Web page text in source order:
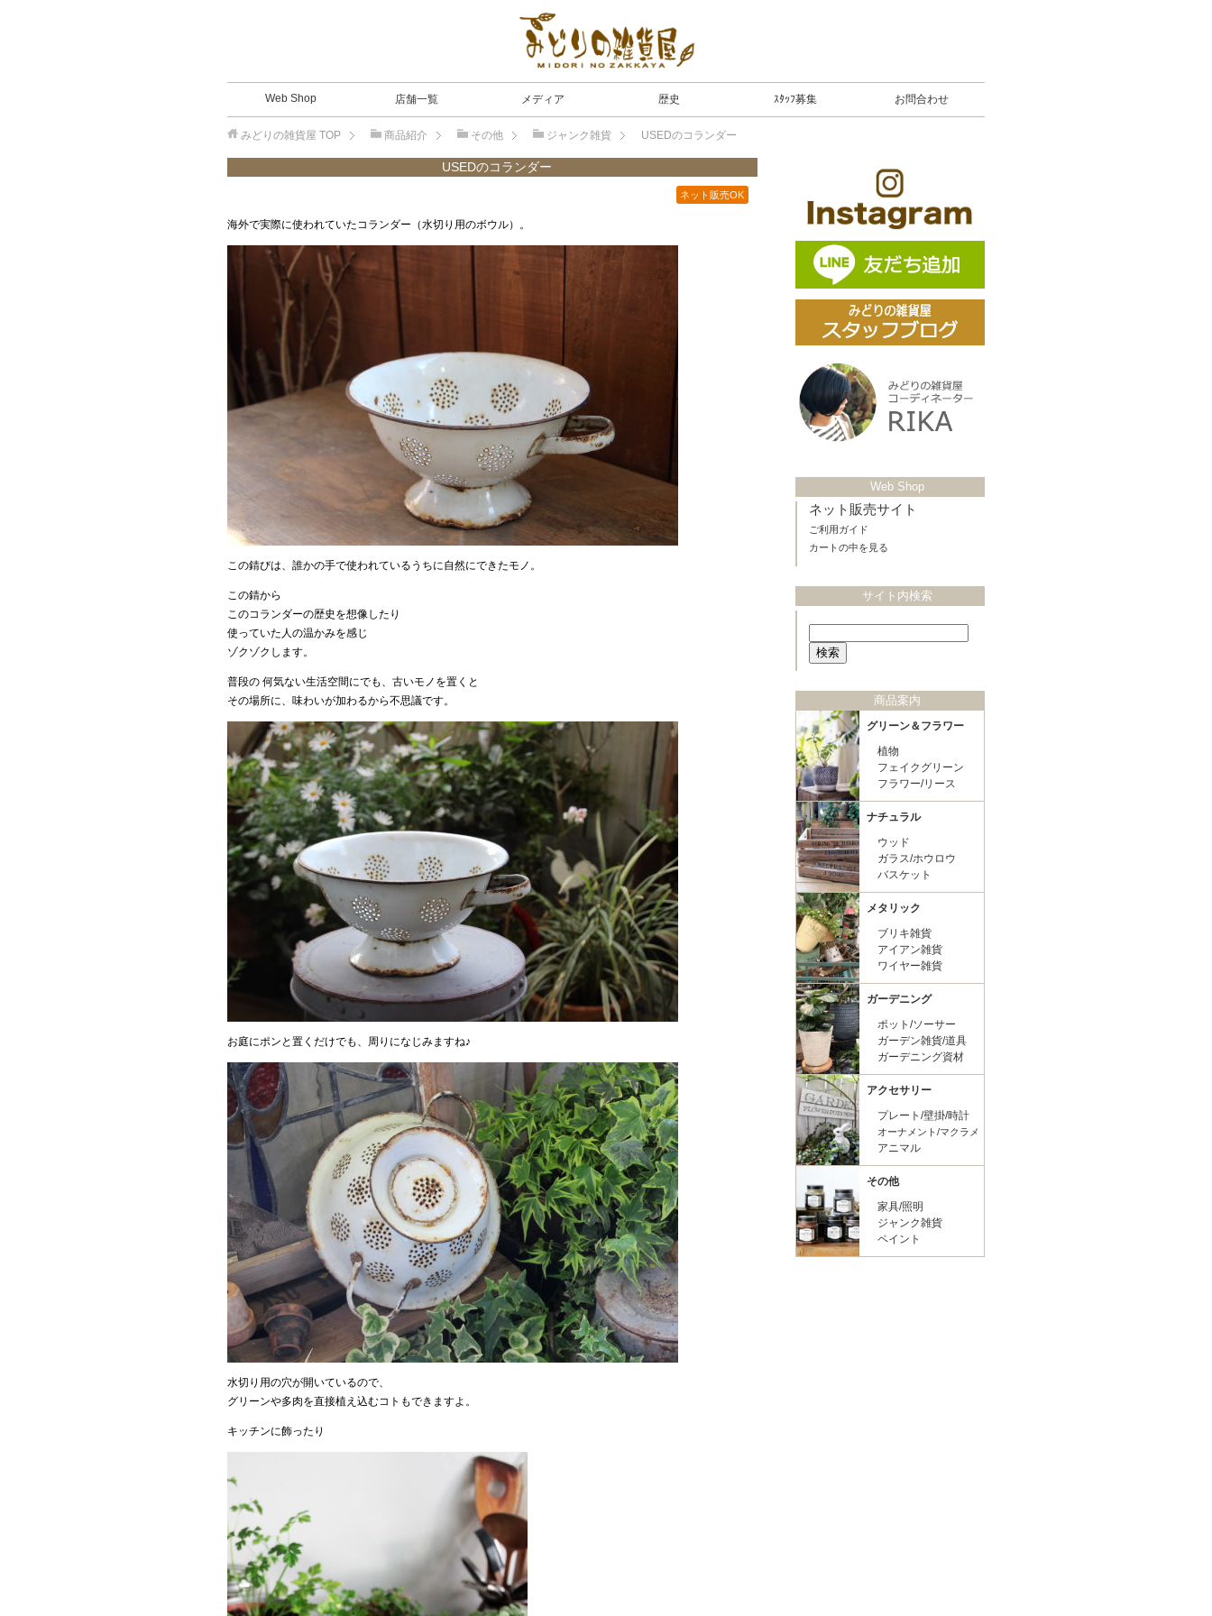
Web Shop 店舗一覧 メディア 歴史 ｽﾀｯﾌ募集 お問合わせ
みどりの雑貨屋 TOP 商品紹介 その他 ジャンク雑貨 USEDのコランダー
USEDのコランダー
ネット販売OK
海外で実際に使われていたコランダー（水切り用のボウル）。
この錆びは、誰かの手で使われているうちに自然にできたモノ。
この錆から
このコランダーの歴史を想像したり
使っていた人の温かみを感じ
ゾクゾクします。
普段の 何気ない生活空間にでも、古いモノを置くと
その場所に、味わいが加わるから不思議です。
お庭にポンと置くだけでも、周りになじみますね♪
水切り用の穴が開いているので、
グリーンや多肉を直接植え込むコトもできますよ。
キッチンに飾ったり
Web Shop
ネット販売サイト
ご利用ガイド
カートの中を見る
サイト内検索
商品案内
グリーン＆フラワー
植物
フェイクグリーン
フラワー/リース
ナチュラル
ウッド
ガラス/ホウロウ
バスケット
メタリック
ブリキ雑貨
アイアン雑貨
ワイヤー雑貨
ガーデニング
ポット/ソーサー
ガーデン雑貨/道具
ガーデニング資材
アクセサリー
プレート/壁掛/時計
オーナメント/マクラメ
アニマル
その他
家具/照明
ジャンク雑貨
ペイント